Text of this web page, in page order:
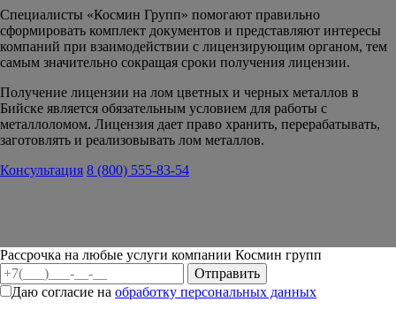
Специалисты «Космин Групп» помогают правильно
сформировать комплект документов и представляют интересы
компаний при взаимодействии с лицензирующим органом, тем
самым значительно сокращая сроки получения лицензии.
Получение лицензии на лом цветных и черных металлов в
Бийске является обязательным условием для работы с
металлоломом. Лицензия дает право хранить, перерабатывать,
заготовлять и реализовывать лом металлов.
Консультация 8 (800) 555-83-54
Рассрочка на любые услуги компании Космин групп
Даю согласие на обработку персональных данных